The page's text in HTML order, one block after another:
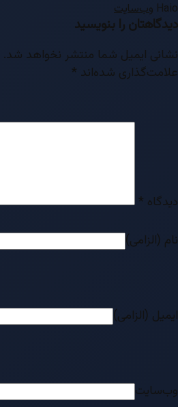
Haio وب‌سایت
دیدگاهتان را بنویسید
نشانی ایمیل شما منتشر نخواهد شد.
علامت‌گذاری شده‌اند *
دیدگاه *
نام (الزامی)
ایمیل (الزامی)
وب‌سایت